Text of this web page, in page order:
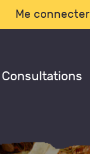
Me connecter
Consultations